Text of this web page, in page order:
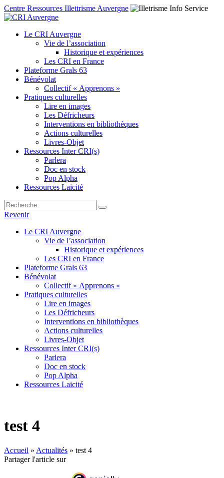
Centre Ressources Illettrisme Auvergne
Le CRI Auvergne
Vie de l’association
Historique et expériences
Les CRI en France
Plateforme Grals 63
Bénévolat
Collectif « Apprenons »
Pratiques culturelles
Lire en images
Les Défricheurs
Interventions en bibliothèques
Actions culturelles
Livres-Objet
Ressources Inter CRI(s)
Parlera
Doc en stock
Pop Alpha
Ressources Laicité
Revenir
Le CRI Auvergne
Vie de l’association
Historique et expériences
Les CRI en France
Plateforme Grals 63
Bénévolat
Collectif « Apprenons »
Pratiques culturelles
Lire en images
Les Défricheurs
Interventions en bibliothèques
Actions culturelles
Livres-Objet
Ressources Inter CRI(s)
Parlera
Doc en stock
Pop Alpha
Ressources Laicité
test 4
Accueil » Actualités » test 4
Partager l'article sur